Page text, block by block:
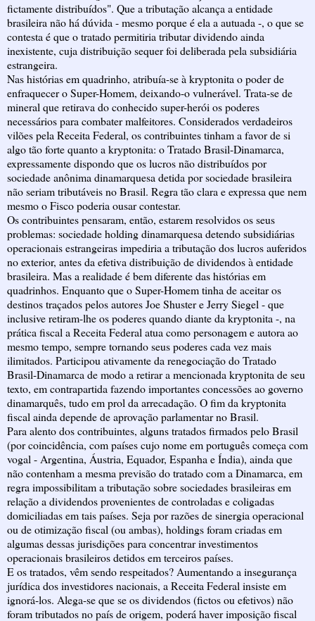
fictamente distribuídos". Que a tributação alcança a entidade
brasileira não há dúvida - mesmo porque é ela a autuada -, o que se
contesta é que o tratado permitiria tributar dividendo ainda
inexistente, cuja distribuição sequer foi deliberada pela subsidiária
estrangeira.
Nas histórias em quadrinho, atribuía-se à kryptonita o poder de
enfraquecer o Super-Homem, deixando-o vulnerável. Trata-se de
mineral que retirava do conhecido super-herói os poderes
necessários para combater malfeitores. Considerados verdadeiros
vilões pela Receita Federal, os contribuintes tinham a favor de si
algo tão forte quanto a kryptonita: o Tratado Brasil-Dinamarca,
expressamente dispondo que os lucros não distribuídos por
sociedade anônima dinamarquesa detida por sociedade brasileira
não seriam tributáveis no Brasil. Regra tão clara e expressa que nem
mesmo o Fisco poderia ousar contestar.
Os contribuintes pensaram, então, estarem resolvidos os seus
problemas: sociedade holding dinamarquesa detendo subsidiárias
operacionais estrangeiras impediria a tributação dos lucros auferidos
no exterior, antes da efetiva distribuição de dividendos à entidade
brasileira. Mas a realidade é bem diferente das histórias em
quadrinhos. Enquanto que o Super-Homem tinha de aceitar os
destinos traçados pelos autores Joe Shuster e Jerry Siegel - que
inclusive retiram-lhe os poderes quando diante da kryptonita -, na
prática fiscal a Receita Federal atua como personagem e autora ao
mesmo tempo, sempre tornando seus poderes cada vez mais
ilimitados. Participou ativamente da renegociação do Tratado
Brasil-Dinamarca de modo a retirar a mencionada kryptonita de seu
texto, em contrapartida fazendo importantes concessões ao governo
dinamarquês, tudo em prol da arrecadação. O fim da kryptonita
fiscal ainda depende de aprovação parlamentar no Brasil.
Para alento dos contribuintes, alguns tratados firmados pelo Brasil
(por coincidência, com países cujo nome em português começa com
vogal - Argentina, Áustria, Equador, Espanha e Índia), ainda que
não contenham a mesma previsão do tratado com a Dinamarca, em
regra impossibilitam a tributação sobre sociedades brasileiras em
relação a dividendos provenientes de controladas e coligadas
domiciliadas em tais países. Seja por razões de sinergia operacional
ou de otimização fiscal (ou ambas), holdings foram criadas em
algumas dessas jurisdições para concentrar investimentos
operacionais brasileiros detidos em terceiros países.
E os tratados, vêm sendo respeitados? Aumentando a insegurança
jurídica dos investidores nacionais, a Receita Federal insiste em
ignorá-los. Alega-se que se os dividendos (fictos ou efetivos) não
foram tributados no país de origem, poderá haver imposição fiscal